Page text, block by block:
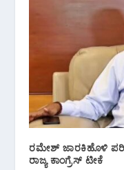
ರಮೇಶ್ ಜಾರಕಿಹೊಳಿ
ರಾಜ್ಯ ಕಾಂಗ್ರೆಸ್ ಟೀಕೆ